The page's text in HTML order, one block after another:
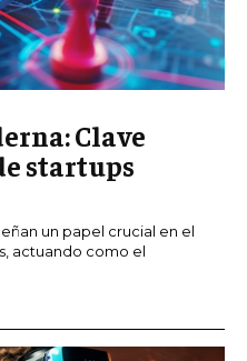
Clave
startups
un papel crucial en el
actuando como el